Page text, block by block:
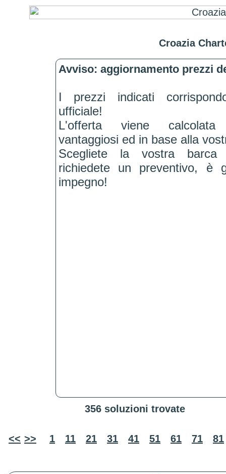
Croazia
Avviso: aggiornamento prezzi
I prezzi indicati
ufficiale!
L'offerta viene
vantaggiosi ed in base alla
Scegliete la vostra
richiedete un preventivo, è
impegno!
356 soluzioni trovate
<< >> 1 11 21 31 41 51 61 71 81